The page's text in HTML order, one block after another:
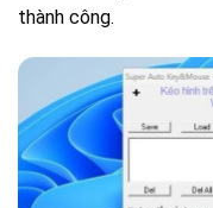
thành công.